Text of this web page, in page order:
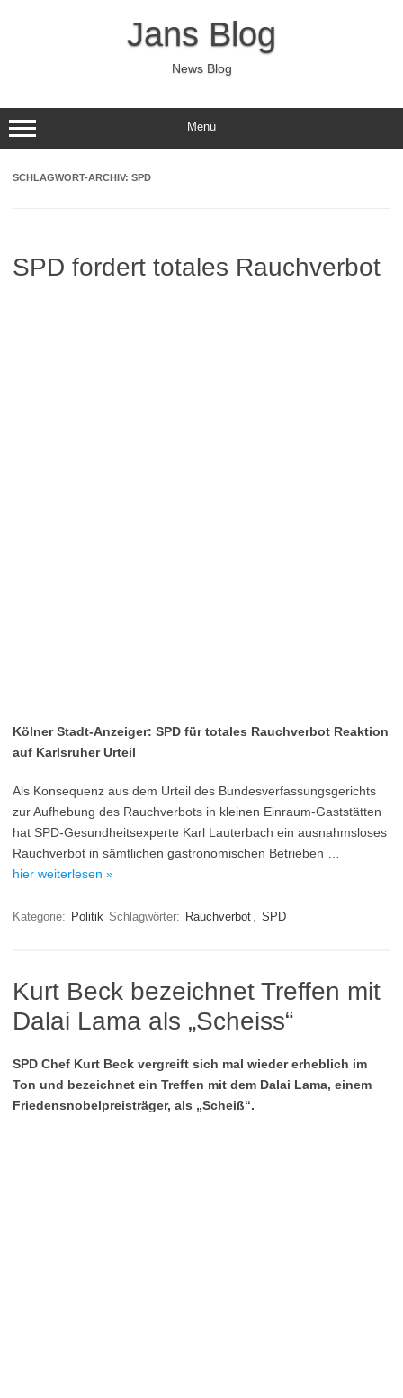
Jans Blog
News Blog
Menü
SCHLAGWORT-ARCHIV: SPD
SPD fordert totales Rauchverbot
Kölner Stadt-Anzeiger: SPD für totales Rauchverbot Reaktion
auf Karlsruher Urteil
Als Konsequenz aus dem Urteil des Bundesverfassungsgerichts
zur Aufhebung des Rauchverbots in kleinen Einraum-Gaststätten
hat SPD-Gesundheitsexperte Karl Lauterbach ein ausnahmsloses
Rauchverbot in sämtlichen gastronomischen Betrieben …
hier weiterlesen »
Kategorie: Politik Schlagwörter: Rauchverbot , SPD
Kurt Beck bezeichnet Treffen mit
Dalai Lama als „Scheiss“
SPD Chef Kurt Beck vergreift sich mal wieder erheblich im
Ton und bezeichnet ein Treffen mit dem Dalai Lama, einem
Friedensnobelpreisträger, als „Scheiß“.